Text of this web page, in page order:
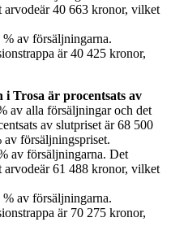
arvodeär 40 663 kronor, vilket
% av försäljningarna.
är 40 425 kronor,
i Trosa är procentsats av
av alla försäljningar och det
av slutpriset är 68 500
av försäljningspriset.
av försäljningarna. Det
arvodeär 61 488 kronor, vilket
% av försäljningarna.
är 70 275 kronor,